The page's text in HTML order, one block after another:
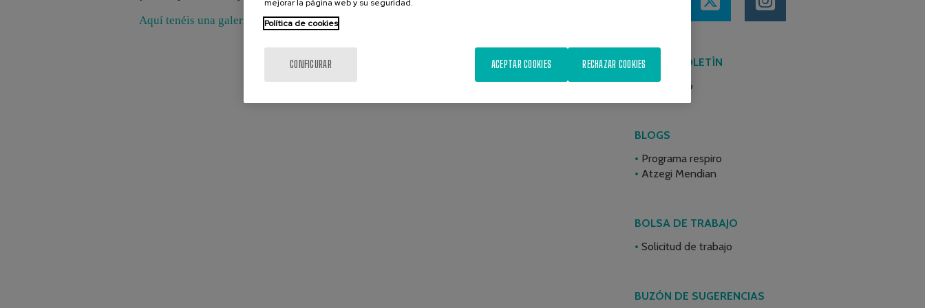
Aquí tenéis una galería de fotos
ÚLTIMO BOLETÍN
Junio 2026
BLOGS
Programa respiro
Atzegi Mendian
BOLSA DE TRABAJO
Solicitud de trabajo
BUZÓN DE SUGERENCIAS
mejorar la página web y su seguridad.
Política de cookies
CONFIGURAR RECHAZAR COOKIES
ACEPTAR COOKIES